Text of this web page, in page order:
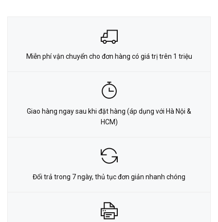
Miễn phí vận chuyển cho đơn hàng có giá trị trên 1 triệu
Giao hàng ngay sau khi đặt hàng (áp dụng với Hà Nội &
HCM)
Đổi trả trong 7 ngày, thủ tục đơn giản nhanh chóng